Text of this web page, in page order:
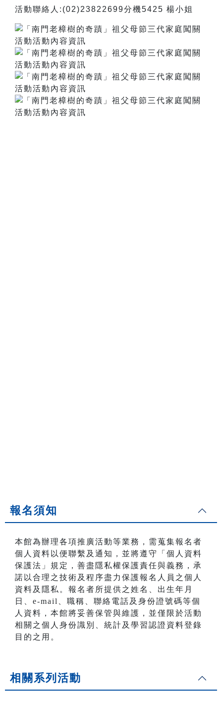
活動聯絡人:(02)23822699分機5425 楊小姐
報名須知
本館為辦理各項推廣活動等業務，需蒐集報名者
個人資料以便聯繫及通知，並將遵守「個人資料
保護法」規定，善盡隱私權保護責任與義務，承
諾以合理之技術及程序盡力保護報名人員之個人
資料及隱私。報名者所提供之姓名、出生年月
日、e-mail、職稱、聯絡電話及身份證號碼等個
人資料，本館將妥善保管與維護，並僅限於活動
相關之個人身份識別、統計及學習認證資料登錄
目的之用。
相關系列活動